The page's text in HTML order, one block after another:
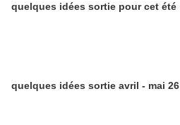
quelques idées sortie pour cet été
quelques idées sortie avril - mai 26